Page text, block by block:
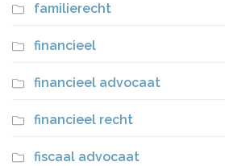
familierecht
financieel
financieel advocaat
financieel recht
fiscaal advocaat